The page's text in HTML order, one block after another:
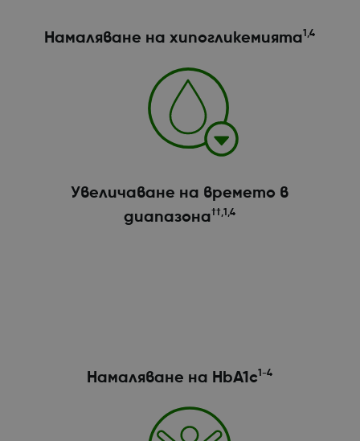
Намаляване на хипогликемията1,4
Увеличаване на времето в
диапазона††,1,4
Намаляване на HbA1c1-4